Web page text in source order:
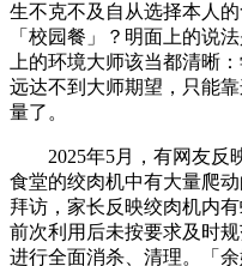
生不克不及自从选择本人
「校园餐」？明面上的说
上的环境大师该当都清晰
远达不到大师期望，只能
量了。
2025年5月，有网友反
食堂的绞肉机中有大量爬
拜访，家长反映绞肉机内
前次利用后未按要求及时
进行全面消杀、清理。「